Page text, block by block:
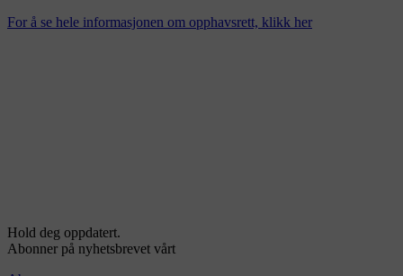
For å se hele informasjonen om opphavsrett, klikk her